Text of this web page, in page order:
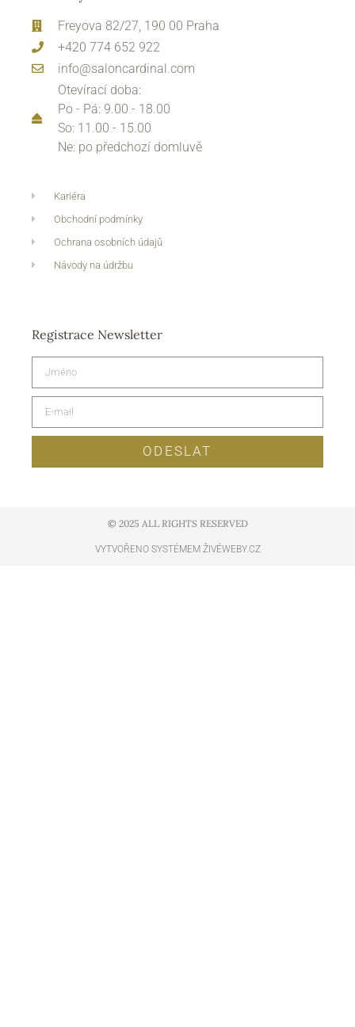
Freyova 82/27, 190 00 Praha
+420 774 652 922
info@saloncardinal.com
Otevírací doba:
Po - Pá: 9.00 - 18.00
So: 11.00 - 15.00
Ne: po předchozí domluvě
Kariéra
Obchodní podmínky
Ochrana osobních údajů
Návody na údržbu
Registrace Newsletter
ODESLAT
© 2025 ALL RIGHTS RESERVED​
VYTVOŘENO SYSTÉMEM ŽIVÉWEBY.CZ